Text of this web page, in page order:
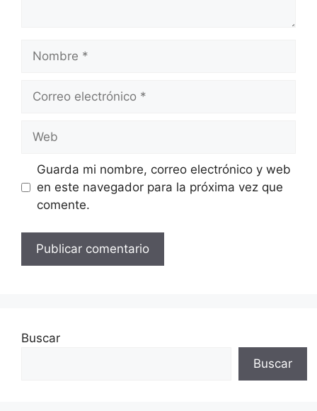
Nombre
Correo
Web
Guarda mi nombre, correo electrónico y web
en este navegador para la próxima vez que
comente.
Buscar
Buscar